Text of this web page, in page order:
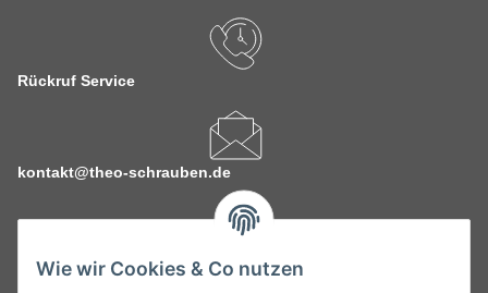
Wie wir Cookies & Co nutzen
Rückruf Service
kontakt@theo-schrauben.de